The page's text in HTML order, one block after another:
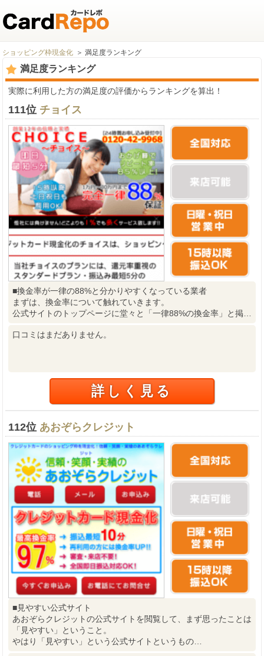
ショッピング枠現金化 満足度ランキング
満足度ランキング
実際に利用した方の満足度の評価からランキングを算出！
111位 チョイス
■換金率が一律の88%と分かりやすくなっている業者
まずは、換金率について触れていきます。
公式サイトのトップページに堂々と「一律88%の換金率」と掲…
口コミはまだありません。
詳しく見る
112位 あおぞらクレジット
■見やすい公式サイト
あおぞらクレジットの公式サイトを閲覧して、まず思ったことは
「見やすい」ということ。
やはり「見やすい」という公式サイトというもの…